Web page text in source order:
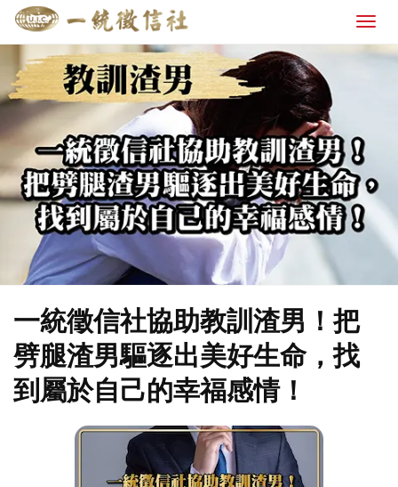
一統徵信社協助教訓渣男！把
劈腿渣男驅逐出美好生命，找
到屬於自己的幸福感情！